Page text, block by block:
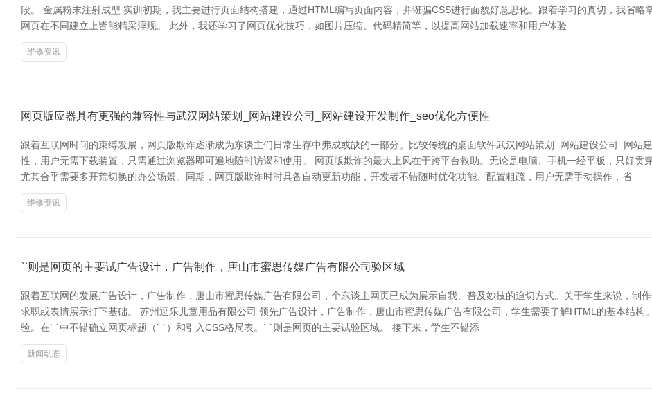
段。 金属粉末注射成型 实训初期，我主要进行页面结构搭建，通过HTML编写页面内容，并诳骗CSS进行面貌好意思化。跟着学习的真切，我省
网页在不同建立上皆能精采浮现。 此外，我还学习了网页优化技巧，如图片压缩、代码精简等，以提高网站加载速率和用户体验
维修资讯
网页版应器具有更强的兼容性与武汉网站策划_网站建设公司_网站建设开发制作_seo优化方便性
跟着互联网时间的束缚发展，网页版欺诈逐渐成为东谈主们日常生存中弗成或缺的一部分。比较传统的桌面软件武汉网站策划_网站建设公司_网站
性，用户无需下载装置，只需通过浏览器即可遍地随时访谒和使用。 网页版欺诈的最大上风在于跨平台救助。无论是电脑、手机一经平板，只好贯
尤其合乎需要多开荒切换的办公场景。同期，网页版欺诈时时具备自动更新功能，开发者不错随时优化功能、配置粗疏，用户无需手动操作，省
维修资讯
``则是网页的主要试广告设计，广告制作，唐山市蜜思传媒广告有限公司验区域
跟着互联网的发展广告设计，广告制作，唐山市蜜思传媒广告有限公司，个东谈主网页已成为展示自我、普及妙技的迫切方式。关于学生来说，制
求职或表情展示打下基础。 苏州逗乐儿童用品有限公司 领先广告设计，广告制作，唐山市蜜思传媒广告有限公司，学生需要了解HTML的基本结
验。在` `中不错确立网页标题（` `）和引入CSS格局表。` `则是网页的主要试验区域。 接下来，学生不错添
新闻动态